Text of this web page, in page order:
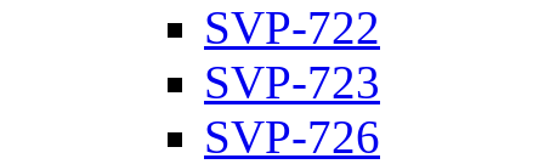
SVP-722
SVP-723
SVP-726